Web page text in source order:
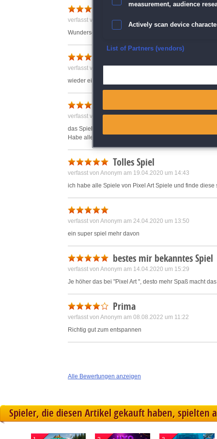
Einfach super!
verfasst von Anonym am 17.04.2020 um 13:33
Wunderschöne Bilder, macht Spaß.
verfasst von Anonym am 03.08.2020 um 18:20
wieder ein neues pixel-bild.mal sehen was es dieses
verfasst von Anonym am 30.04.2020 um 10:16
das Spiel ist einfach ein MUSS !
Habe alle sieben Art und alle verlangen Geduld und
Tolles Spiel
verfasst von Anonym am 19.04.2020 um 14:43
ich habe alle Spiele von Pixel Art Spiele und finde
verfasst von Anonym am 24.04.2020 um 13:50
ein super spiel mehr davon
bestes mir bekanntes Spiel
verfasst von Anonym am 14.04.2020 um 15:29
Je höher das bei "Pixel Art", desto mehr Spaß macht
Prima
verfasst von Anonym am 08.08.2022 um 11:22
Richtig gut zum entspannen
Alle Bewertungen anzeigen
Spieler, die diesen Artikel gekauft haben, spielten
measurement, audience
Actively scan device
Ensure security, prevent
Save and communicate
List of Partners (vendors)